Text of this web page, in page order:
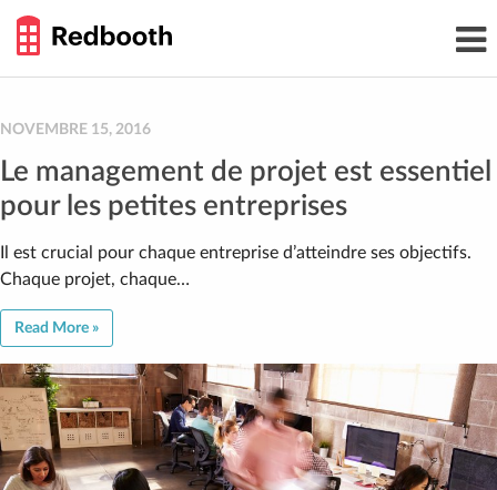
content
GUIDE
NOVEMBRE 15, 2016
Le management de projet est essentiel
pour les petites entreprises
Il est crucial pour chaque entreprise d’atteindre ses objectifs.
Chaque projet, chaque…
Read More »